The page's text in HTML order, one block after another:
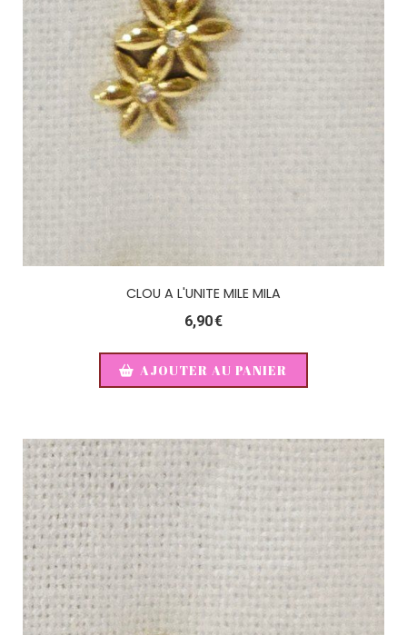
CLOU A L'UNITE MILE MILA
6,90€
AJOUTER AU PANIER